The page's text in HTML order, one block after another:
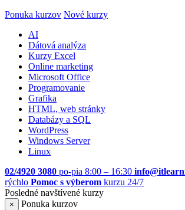
Ponuka kurzov Nové kurzy
AI
Dátová analýza
Kurzy Excel
Online marketing
Microsoft Office
Programovanie
Grafika
HTML, web stránky
Databázy a SQL
WordPress
Windows Server
Linux
02/4920 3080 po-pia 8:00 – 16:30
rýchlo Pomoc s výberom kurzu 24/7
Posledné navštívené kurzy
×
Ponuka kurzov